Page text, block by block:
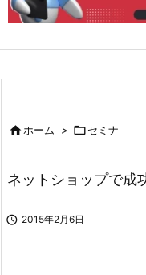
ホーム > セミナ
ネットショップで成
 2015年2月6日